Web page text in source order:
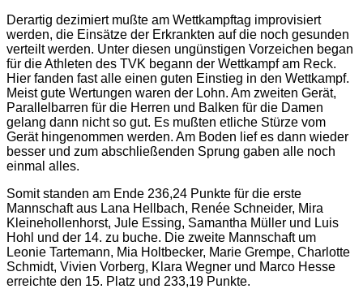
Derartig dezimiert mußte am Wettkampftag improvisiert
werden, die Einsätze der Erkrankten auf die noch gesunden
verteilt werden. Unter diesen ungünstigen Vorzeichen began
für die Athleten des TVK begann der Wettkampf am Reck.
Hier fanden fast alle einen guten Einstieg in den Wettkampf.
Meist gute Wertungen waren der Lohn. Am zweiten Gerät,
Parallelbarren für die Herren und Balken für die Damen
gelang dann nicht so gut. Es mußten etliche Stürze vom
Gerät hingenommen werden. Am Boden lief es dann wieder
besser und zum abschließenden Sprung gaben alle noch
einmal alles.
Somit standen am Ende 236,24 Punkte für die erste
Mannschaft aus Lana Hellbach, Renée Schneider, Mira
Kleinehollenhorst, Jule Essing, Samantha Müller und Luis
Hohl und der 14. zu buche. Die zweite Mannschaft um
Leonie Tartemann, Mia Holtbecker, Marie Grempe, Charlotte
Schmidt, Vivien Vorberg, Klara Wegner und Marco Hesse
erreichte den 15. Platz und 233,19 Punkte.